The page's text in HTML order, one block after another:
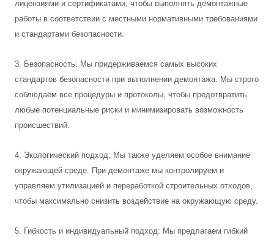
лицензиями и сертификатами, чтобы выполнять демонтажные
работы в соответствии с местными нормативными требованиями
и стандартами безопасности.
3. Безопасность: Мы придерживаемся самых высоких
стандартов безопасности при выполнении демонтажа. Мы строго
соблюдаем все процедуры и протоколы, чтобы предотвратить
любые потенциальные риски и минимизировать возможность
происшествий.
4. Экологический подход: Мы также уделяем особое внимание
окружающей среде. При демонтаже мы контролируем и
управляем утилизацией и переработкой строительных отходов,
чтобы максимально снизить воздействие на окружающую среду.
5. Гибкость и индивидуальный подход: Мы предлагаем гибкий